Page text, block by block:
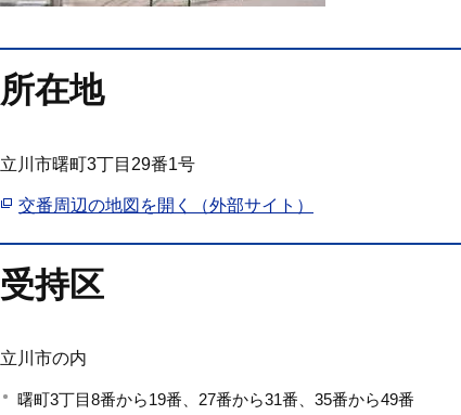
所在地
立川市曙町3丁目29番1号
交番周辺の地図を開く（外部サイト）
受持区
立川市の内
曙町3丁目8番から19番、27番から31番、35番から49番